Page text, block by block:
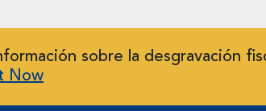
sobre la desgravación
Now